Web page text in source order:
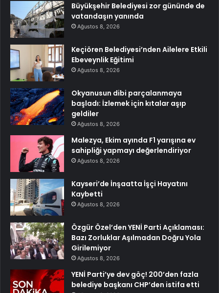
Büyükşehir Belediyesi zor gününde de
vatandaşın yanında
Ağustos 8, 2026
Keçiören Belediyesi’nden Ailelere Etkili
Ebeveynlik Eğitimi
Ağustos 8, 2026
Okyanusun dibi parçalanmaya
başladı: İzlemek için kıtalar aşıp
geldiler
Ağustos 8, 2026
Malezya, Ekim ayında F1 yarışına ev
sahipliği yapmayı değerlendiriyor
Ağustos 8, 2026
Kayseri’de İnşaatta İşçi Hayatını
Kaybetti
Ağustos 8, 2026
Özgür Özel’den YENİ Parti Açıklaması:
Bazı Zorluklar Aşılmadan Doğru Yola
Girilemiyor
Ağustos 8, 2026
YENİ Parti’ye dev göç! 200’den fazla
belediye başkanı CHP’den istifa etti